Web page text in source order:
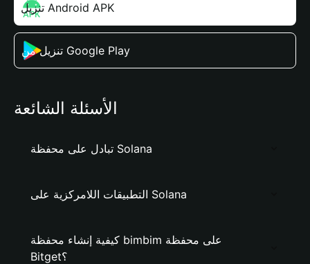
تنزيل Android APK
تنزيل من Google Play
الأسئلة الشائعة
تبادل على محفظة Solana
التطبيقات اللامركزية على Solana
كيفية إنشاء محفظة bimbim على محفظة
Bitget؟